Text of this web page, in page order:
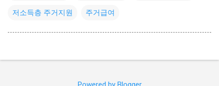
저소득층 주거지원 주거급여